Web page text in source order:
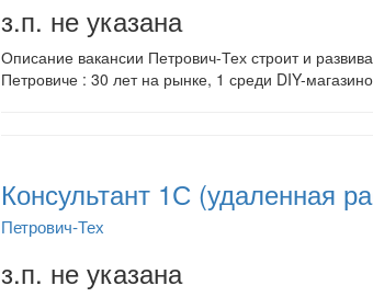
з.п. не указана
Описание вакансии Петрович-Тех строит и
Петровиче : 30 лет на рынке, 1 среди DIY-
Консультант 1С (удаленная
Петрович-Тех
з.п. не указана